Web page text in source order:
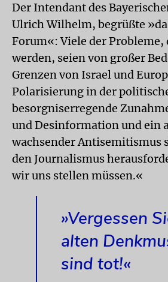
Der Intendant des
Ulrich Wilhelm, begrüßte
Forum«: Viele der
werden, seien von großer
Grenzen von Israel und
Polarisierung in der
besorgniserregende
und Desinformation und ein
wachsender Antisemitismus
den Journalismus
wir uns stellen müssen.«
»Vergessen
alten
sind tot!«